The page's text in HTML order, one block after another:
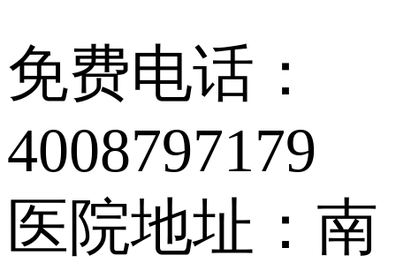
免费电话：
4008797179
医院地址：南